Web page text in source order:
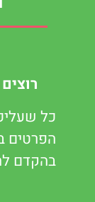
כל
הפרטים
בהקדם